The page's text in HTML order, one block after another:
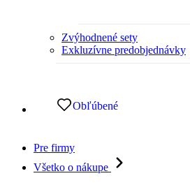
Zvýhodnené sety
Exkluzívne predobjednávky
Obľúbené
Pre firmy
Všetko o nákupe